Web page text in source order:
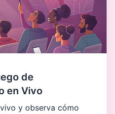
de
en Vivo
y observa cómo